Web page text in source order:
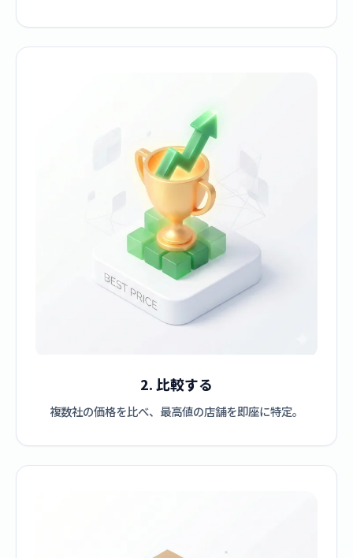
2. 比較する
複数社の価格を比べ、最高値の店舗を即座に特定。